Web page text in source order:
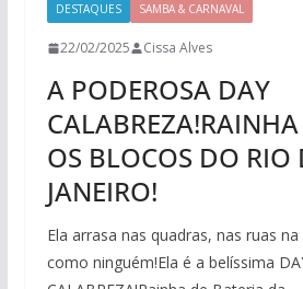
DESTAQUES SAMBA & CARNAVAL
22/02/2025 Cissa Alves
A PODEROSA DAY
OS BLOCOS DO RIO
JANEIRO!
Ela arrasa nas quadras, nas ruas
como ninguém!Ela é a belíssima